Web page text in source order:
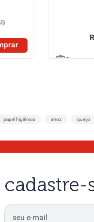
lista
papel higiênico arroz queijo
cadastre-